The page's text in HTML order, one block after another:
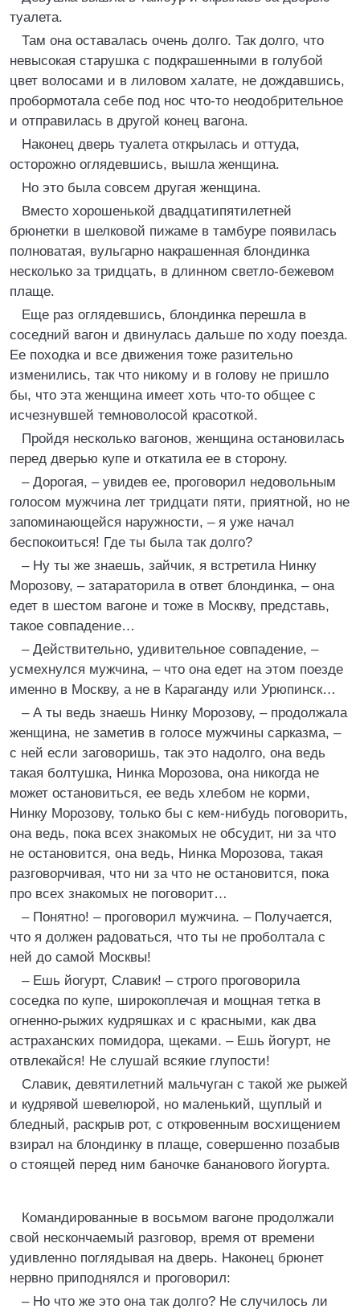
туалета.
Там она оставалась очень долго. Так долго, что
невысокая старушка с подкрашенными в голубой
цвет волосами и в лиловом халате, не дождавшись,
пробормотала себе под нос что-то неодобрительное
и отправилась в другой конец вагона.
Наконец дверь туалета открылась и оттуда,
осторожно оглядевшись, вышла женщина.
Но это была совсем другая женщина.
Вместо хорошенькой двадцатипятилетней
брюнетки в шелковой пижаме в тамбуре появилась
полноватая, вульгарно накрашенная блондинка
несколько за тридцать, в длинном светло-бежевом
плаще.
Еще раз оглядевшись, блондинка перешла в
соседний вагон и двинулась дальше по ходу поезда.
Ее походка и все движения тоже разительно
изменились, так что никому и в голову не пришло
бы, что эта женщина имеет хоть что-то общее с
исчезнувшей темноволосой красоткой.
Пройдя несколько вагонов, женщина остановилась
перед дверью купе и откатила ее в сторону.
– Дорогая, – увидев ее, проговорил недовольным
голосом мужчина лет тридцати пяти, приятной, но не
запоминающейся наружности, – я уже начал
беспокоиться! Где ты была так долго?
– Ну ты же знаешь, зайчик, я встретила Нинку
Морозову, – затараторила в ответ блондинка, – она
едет в шестом вагоне и тоже в Москву, представь,
такое совпадение…
– Действительно, удивительное совпадение, –
усмехнулся мужчина, – что она едет на этом поезде
именно в Москву, а не в Караганду или Урюпинск…
– А ты ведь знаешь Нинку Морозову, – продолжала
женщина, не заметив в голосе мужчины сарказма, –
с ней если заговоришь, так это надолго, она ведь
такая болтушка, Нинка Морозова, она никогда не
может остановиться, ее ведь хлебом не корми,
Нинку Морозову, только бы с кем-нибудь поговорить,
она ведь, пока всех знакомых не обсудит, ни за что
не остановится, она ведь, Нинка Морозова, такая
разговорчивая, что ни за что не остановится, пока
про всех знакомых не поговорит…
– Понятно! – проговорил мужчина. – Получается,
что я должен радоваться, что ты не проболтала с
ней до самой Москвы!
– Ешь йогурт, Славик! – строго проговорила
соседка по купе, широкоплечая и мощная тетка в
огненно-рыжих кудряшках и с красными, как два
астраханских помидора, щеками. – Ешь йогурт, не
отвлекайся! Не слушай всякие глупости!
Славик, девятилетний мальчуган с такой же рыжей
и кудрявой шевелюрой, но маленький, щуплый и
бледный, раскрыв рот, с откровенным восхищением
взирал на блондинку в плаще, совершенно позабыв
о стоящей перед ним баночке бананового йогурта.
Командированные в восьмом вагоне продолжали
свой нескончаемый разговор, время от времени
удивленно поглядывая на дверь. Наконец брюнет
нервно приподнялся и проговорил:
– Но что же это она так долго? Не случилось ли